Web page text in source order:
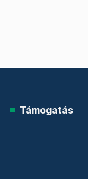
Támogatás